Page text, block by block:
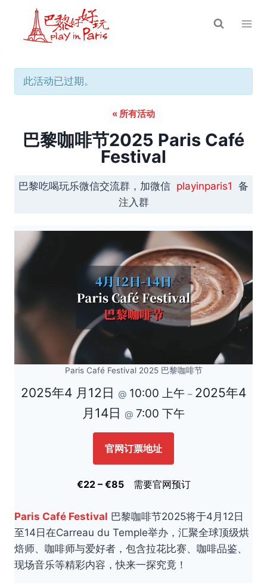
此活动已过期。
« 所有活动
巴黎咖啡节2025 Paris Café
Festival
巴黎吃喝玩乐微信交流群，加微信 playinparis1 备
注入群
Paris Café Festival 2025 巴黎咖啡节
2025年4 月12日 @ 10:00 上午 – 2025年4
月14日
@ 7:00 下午
官网订票地址
€22 – €85 需要官网预订
Paris Café Festival 巴黎咖啡节2025将于4月12日
至14日在Carreau du Temple举办，汇聚全球顶级烘
焙师、咖啡师与爱好者，包含拉花比赛、咖啡品鉴、
现场音乐等精彩内容，快来一探究竟！